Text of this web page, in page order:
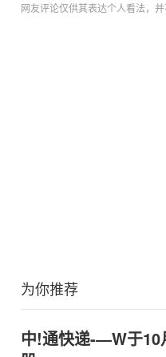
网友评论仅供其表达个人看法，
为你推荐
中!通快递-—W于10